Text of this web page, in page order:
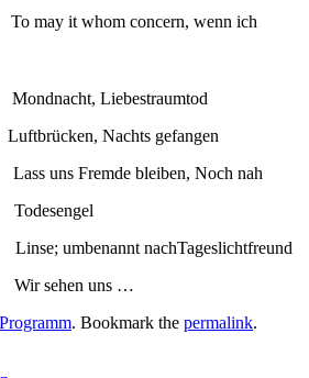
it whom concern, wenn ich
Liebestraumtod
Nachts gefangen
Fremde bleiben, Noch nah
umbenannt nachTageslichtfreund
uns …
Programm. Bookmark the permalink.